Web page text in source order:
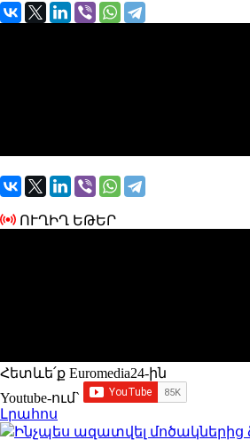
ՈՒՂԻՂ ԵԹԵՐ
Հետևե՛ք Euromedia24-ին
Youtube-ում`
Լրահոս
Ինչպես ազատվել